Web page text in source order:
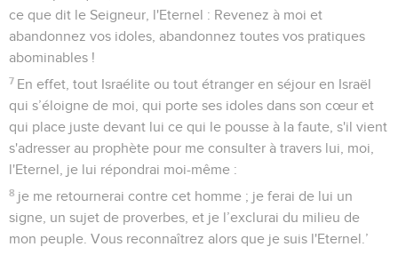
ce que dit le Seigneur, l'Eternel : Revenez à moi et
abandonnez vos idoles, abandonnez toutes vos pratiques
abominables !
7 En effet, tout Israélite ou tout étranger en séjour en Israël
qui s’éloigne de moi, qui porte ses idoles dans son cœur et
qui place juste devant lui ce qui le pousse à la faute, s'il vient
s'adresser au prophète pour me consulter à travers lui, moi,
l'Eternel, je lui répondrai moi-même :
8 je me retournerai contre cet homme ; je ferai de lui un
signe, un sujet de proverbes, et je l’exclurai du milieu de
mon peuple. Vous reconnaîtrez alors que je suis l'Eternel.’